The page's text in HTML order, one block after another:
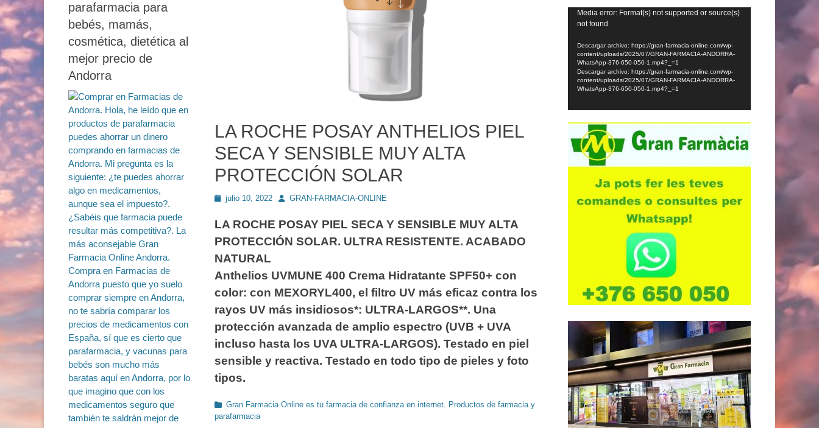
LA ROCHE POSAY ANTHELIOS PIEL
SECA Y SENSIBLE MUY ALTA
PROTECCIÓN SOLAR
Publicado
julio 10, 2022 AutorGRAN-FARMACIA-ONLINE
LA ROCHE POSAY PIEL SECA Y SENSIBLE MUY ALTA
PROTECCIÓN SOLAR. ULTRA RESISTENTE. ACABADO
NATURAL
Anthelios UVMUNE 400 Crema Hidratante SPF50+ con
color: con MEXORYL400, el filtro UV más eficaz contra los
rayos UV más insidiosos*: ULTRA-LARGOS**. Una
protección avanzada de amplio espectro (UVB + UVA
incluso hasta los UVA ULTRA-LARGOS). Testado en piel
sensible y reactiva. Testado en todo tipo de pieles y foto
tipos.
Categorías
Gran Farmacia Online es tu farmacia de confianza en internet. Productos de farmacia y
parafarmacia
Reproductor
Media error: Format(s) not supported or source(s)
not found
Descargar archivo: https://gran-farmacia-online.com/wp-
content/uploads/2025/07/GRAN-FARMACIA-ANDORRA-
WhatsApp-376-650-050-1.mp4?_=1
Descargar archivo: https://gran-farmacia-online.com/wp-
content/uploads/2025/07/GRAN-FARMACIA-ANDORRA-
WhatsApp-376-650-050-1.mp4?_=1
parafarmacia para
bebés, mamás,
cosmética, dietética al
mejor precio de
Andorra